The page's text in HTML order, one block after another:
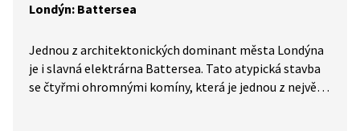
Londýn: Battersea
Jednou z architektonických dominant města Londýna
je i slavná elektrárna Battersea. Tato atypická stavba
se čtyřmi ohromnými komíny, která je jednou z největší